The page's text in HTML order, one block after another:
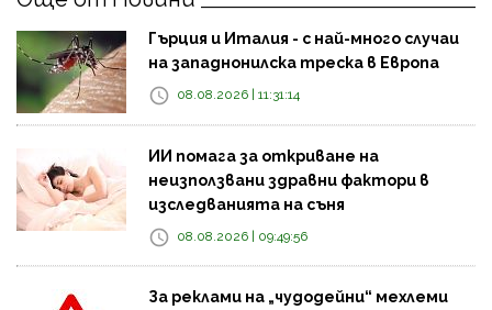
Гърция и Италия - с най-много случаи
на западнонилска треска в Европа
08.08.2026 | 11:31:14
ИИ помага за откриване на
неизползвани здравни фактори в
изследванията на съня
08.08.2026 | 09:49:56
За реклами на „чудодейни“ мехлеми